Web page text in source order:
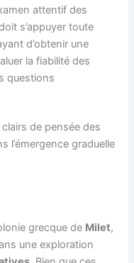
attentif des
s’appuyer toute
d’obtenir une
la fiabilité des
questions
de pensée des
l’émergence graduelle
grecque de Milet,
une exploration